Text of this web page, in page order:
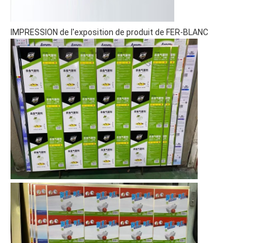
IMPRESSION de l'exposition de produit de FER-BLANC